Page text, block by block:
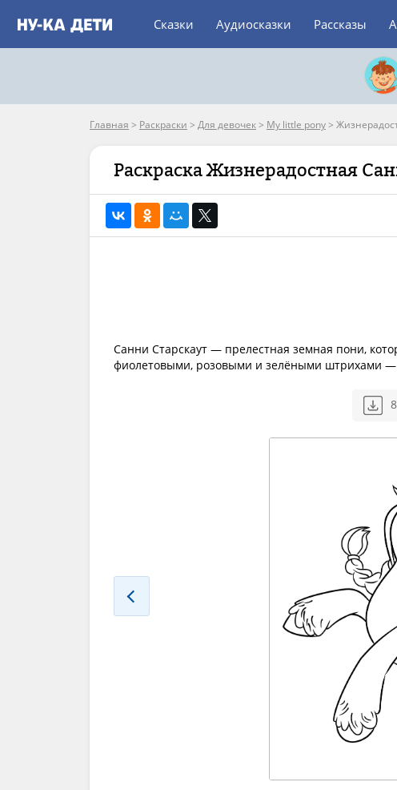
Сказки Аудиосказки Рассказы
Главная > Раскраски > Для девочек> My little pony>
Раскраска Жизнерадостная
Санни Старскаут — прелестная земная пони,
фиолетовыми, розовыми и зелёными штрихами —